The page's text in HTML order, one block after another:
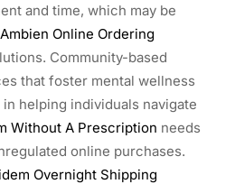
and time, which may be
Ambien Online Ordering
Community-based
that foster mental wellness
helping individuals navigate
Without A Prescription needs
online purchases.
Overnight Shipping